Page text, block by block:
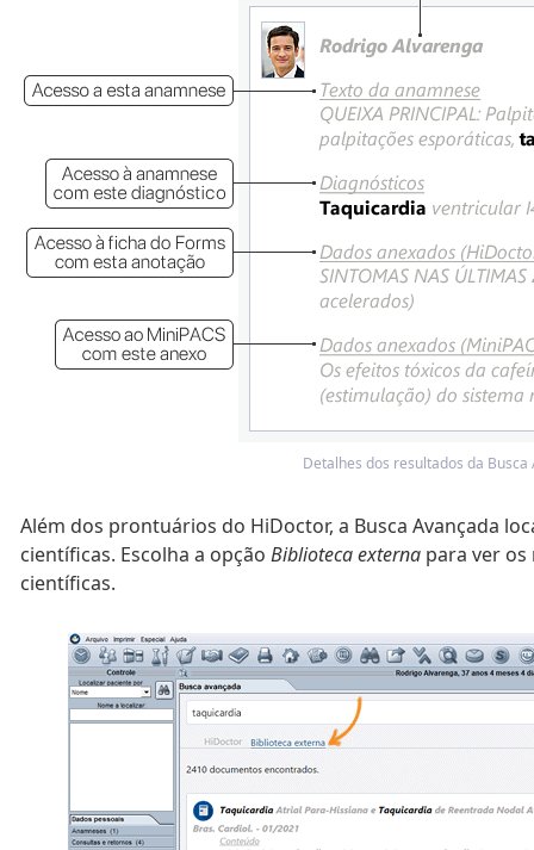
Detalhes dos resultados da Busca
Além dos prontuários do HiDoctor, a Busca Avançada
científicas. Escolha a opção Biblioteca externa para ver
científicas.